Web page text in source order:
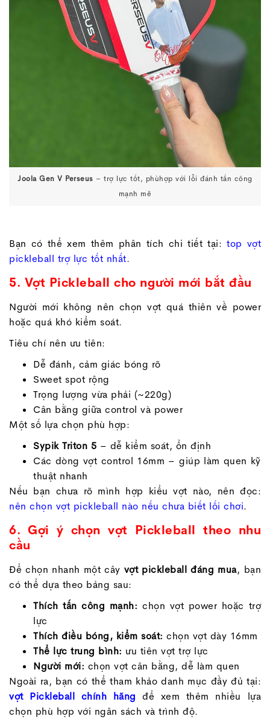
Joola Gen V Perseus – trợ lực tốt, phùhợp với lỗi đánh tấn công
mạnh mẽ
Bạn có thể xem thêm phân tích chi tiết tại: top vợt
pickleball trợ lực tốt nhất.
5. Vợt Pickleball cho người mới bắt đầu
Người mới không nên chọn vợt quá thiên về power
hoặc quá khó kiểm soát.
Tiêu chí nên ưu tiên:
Dễ đánh, cảm giác bóng rõ
Sweet spot rộng
Trọng lượng vừa phải (~220g)
Cân bằng giữa control và power
Một số lựa chọn phù hợp:
Sypik Triton 5 – dễ kiểm soát, ổn định
Các dòng vợt control 16mm – giúp làm quen kỹ
thuật nhanh
Nếu bạn chưa rõ mình hợp kiểu vợt nào, nên đọc:
nên chọn vợt pickleball nào nếu chưa biết lối chơi.
6. Gợi ý chọn vợt Pickleball theo nhu
cầu
Để chọn nhanh một cây vợt pickleball đáng mua, bạn
có thể dựa theo bảng sau:
Thích tấn công mạnh: chọn vợt power hoặc trợ
lực
Thích điều bóng, kiểm soát: chọn vợt dày 16mm
Thể lực trung bình: ưu tiên vợt trợ lực
Người mới: chọn vợt cân bằng, dễ làm quen
Ngoài ra, bạn có thể tham khảo danh mục đầy đủ tại:
vợt Pickleball chính hãng để xem thêm nhiều lựa
chọn phù hợp với ngân sách và trình độ.